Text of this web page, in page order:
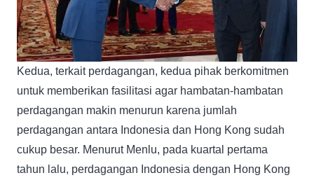
Kedua, terkait perdagangan, kedua pihak berkomitmen
untuk memberikan fasilitasi agar hambatan-hambatan
perdagangan makin menurun karena jumlah
perdagangan antara Indonesia dan Hong Kong sudah
cukup besar. Menurut Menlu, pada kuartal pertama
tahun lalu, perdagangan Indonesia dengan Hong Kong